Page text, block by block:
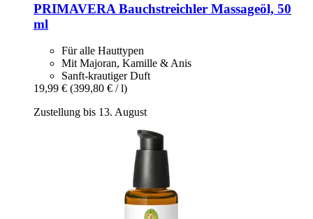
PRIMAVERA Bauchstreichler Massageöl, 50
ml
Für alle Hauttypen
Mit Majoran, Kamille & Anis
Sanft-krautiger Duft
19,99 € (399,80 € / l)
Zustellung bis 13. August